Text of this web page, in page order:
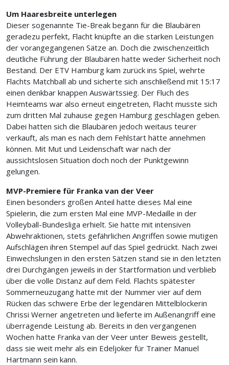
Um Haaresbreite unterlegen
Dieser sogenannte Tie-Break begann für die Blaubären
geradezu perfekt, Flacht knüpfte an die starken Leistungen
der vorangegangenen Sätze an. Doch die zwischenzeitlich
deutliche Führung der Blaubären hatte weder Sicherheit noch
Bestand. Der ETV Hamburg kam zurück ins Spiel, wehrte
Flachts Matchball ab und sicherte sich anschließend mit 15:17
einen denkbar knappen Auswärtssieg. Der Fluch des
Heimteams war also erneut eingetreten, Flacht musste sich
zum dritten Mal zuhause gegen Hamburg geschlagen geben.
Dabei hatten sich die Blaubären jedoch weitaus teurer
verkauft, als man es nach dem Fehlstart hätte annehmen
können. Mit Mut und Leidenschaft war nach der
aussichtslosen Situation doch noch der Punktgewinn
gelungen.
MVP-Premiere für Franka van der Veer
Einen besonders großen Anteil hatte dieses Mal eine
Spielerin, die zum ersten Mal eine MVP-Medaille in der
Volleyball-Bundesliga erhielt. Sie hatte mit intensiven
Abwehraktionen, stets gefährlichen Angriffen sowie mutigen
Aufschlägen ihren Stempel auf das Spiel gedrückt. Nach zwei
Einwechslungen in den ersten Sätzen stand sie in den letzten
drei Durchgängen jeweils in der Startformation und verblieb
über die volle Distanz auf dem Feld. Flachts spätester
Sommerneuzugang hatte mit der Nummer vier auf dem
Rücken das schwere Erbe der legendären Mittelblockerin
Chrissi Werner angetreten und lieferte im Außenangriff eine
überragende Leistung ab. Bereits in den vergangenen
Wochen hatte Franka van der Veer unter Beweis gestellt,
dass sie weit mehr als ein Edeljoker für Trainer Manuel
Hartmann sein kann.